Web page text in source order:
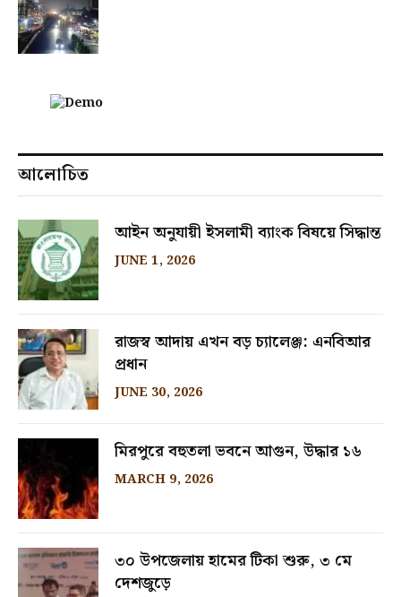
আলোচিত
আইন অনুযায়ী ইসলামী ব্যাংক বিষয়ে সিদ্ধান্ত
JUNE 1, 2026
রাজস্ব আদায় এখন বড় চ্যালেঞ্জ: এনবিআর
প্রধান
JUNE 30, 2026
মিরপুরে বহুতলা ভবনে আগুন, উদ্ধার ১৬
MARCH 9, 2026
৩০ উপজেলায় হামের টিকা শুরু, ৩ মে
দেশজুড়ে